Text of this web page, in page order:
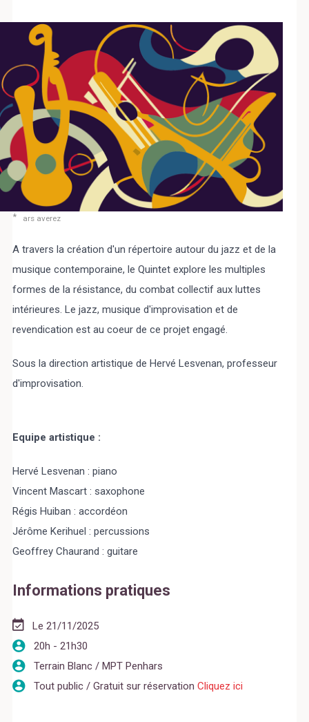
Select Language ▼
BREZHONEG
ars averez
A travers la création d'un répertoire autour du jazz et de la
musique contemporaine, le Quintet explore les multiples
formes de la résistance, du combat collectif aux luttes
intérieures. Le jazz, musique d'improvisation et de
revendication est au coeur de ce projet engagé.
Sous la direction artistique de Hervé Lesvenan, professeur
d'improvisation.
Equipe artistique :
Hervé Lesvenan : piano
Vincent Mascart : saxophone
Régis Huiban : accordéon
Jérôme Kerihuel : percussions
Geoffrey Chaurand : guitare
Informations pratiques
Le 21/11/2025
20h - 21h30
Terrain Blanc / MPT Penhars
Tout public / Gratuit sur réservation Cliquez ici